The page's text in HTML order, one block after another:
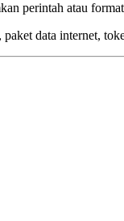
perintah atau
data internet,